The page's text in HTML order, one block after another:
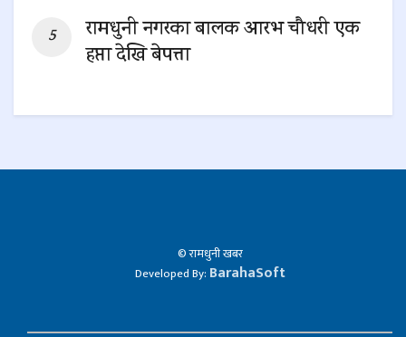
रामधुनी नगरका बालक आरभ चौधरी एक
हप्ता देखि बेपत्ता
© रामधुनी खबर
Developed By: BarahaSoft